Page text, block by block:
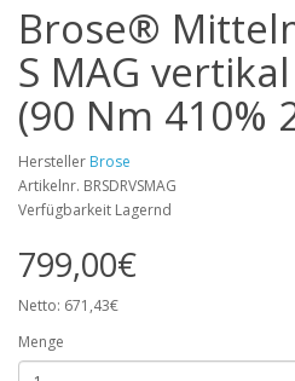
Brose®
S MAG
(90 Nm 410%
Hersteller Brose
Artikelnr. BRSDRVSMAG
Verfügbarkeit Lagernd
799,00€
Netto: 671,43€
Menge